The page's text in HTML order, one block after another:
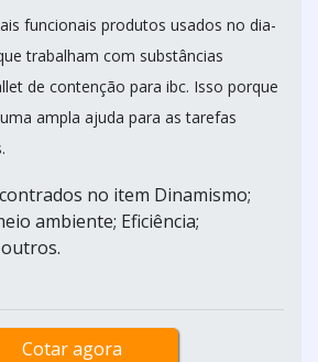
funcionais produtos usados no dia-
trabalham com substâncias
de contenção para ibc. Isso porque
ampla ajuda para as tarefas
no item Dinamismo;
ambiente; Eficiência;
Cotar agora